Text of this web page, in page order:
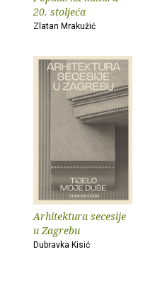
20. stoljeća
Zlatan Mrakužić
Arhitektura secesije
u Zagrebu
Dubravka Kisić